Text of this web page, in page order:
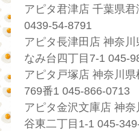
アピタ君津店 千葉県
0439-54-8791
アピタ長津田店 神奈
なみ台四丁目7-1 045-
アピタ戸塚店 神奈川
769番1 045-866-0713
アピタ金沢文庫店 神
谷東二丁目1-1 045-